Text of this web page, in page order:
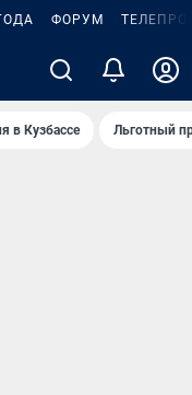
ФОРУМ
в Кузбассе Льготный